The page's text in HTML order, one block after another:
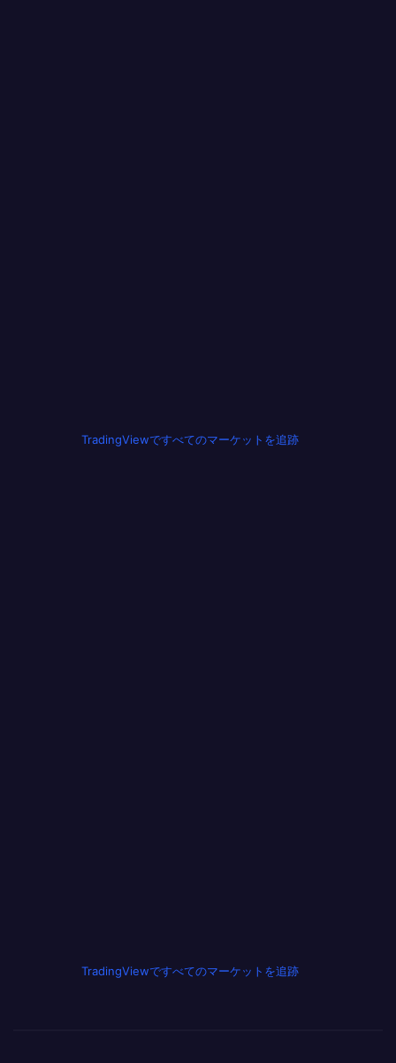
TradingViewですべてのマーケットを追跡
TradingViewですべてのマーケットを追跡